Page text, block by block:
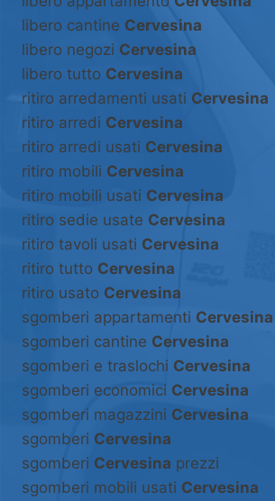
libero cantine Cervesina
libero negozi Cervesina
libero tutto Cervesina
ritiro arredamenti usati Cervesina
ritiro arredi Cervesina
ritiro arredi usati Cervesina
ritiro mobili Cervesina
ritiro mobili usati Cervesina
ritiro sedie usate Cervesina
ritiro tavoli usati Cervesina
ritiro tutto Cervesina
ritiro usato Cervesina
sgomberi appartamenti Cervesina
sgomberi cantine Cervesina
sgomberi e traslochi Cervesina
sgomberi economici Cervesina
sgomberi magazzini Cervesina
sgomberi Cervesina
sgomberi Cervesina prezzi
sgomberi mobili usati Cervesina